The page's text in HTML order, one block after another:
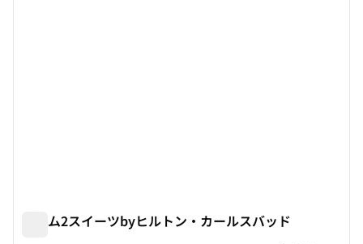
ホーム2スイーツbyヒルトン・カールスバッド